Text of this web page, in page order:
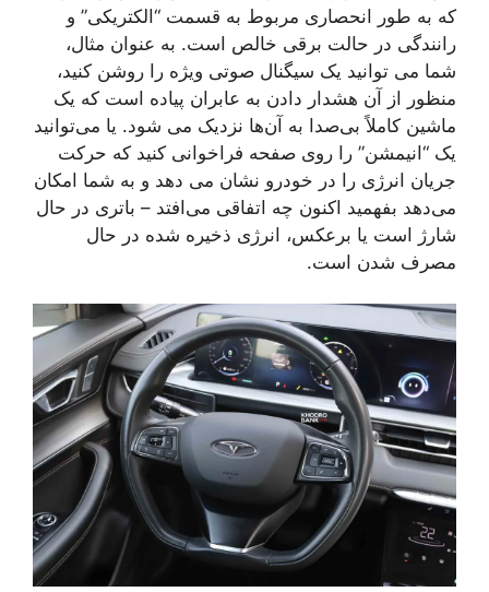
که به طور انحصاری مربوط به قسمت “الکتریکی” و
رانندگی در حالت برقی خالص است. به عنوان مثال،
شما می توانید یک سیگنال صوتی ویژه را روشن کنید،
منظور از آن هشدار دادن به عابران پیاده است که یک
ماشین کاملاً بی‌صدا به آن‌ها نزدیک می شود. یا می‌توانید
یک “انیمشن” را روی صفحه فراخوانی کنید که حرکت
جریان انرژی را در خودرو نشان می دهد و به شما امکان
می‌دهد بفهمید اکنون چه اتفاقی می‌افتد – باتری در حال
شارژ است یا برعکس، انرژی ذخیره شده در حال
مصرف شدن است.